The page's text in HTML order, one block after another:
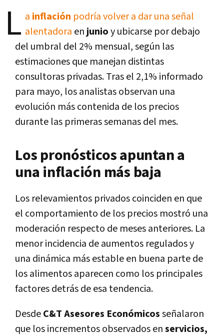
L a inflación podría volver a dar una señal
alentadora en junioy ubicarse por debajo
del umbral del 2% mensual, según las
estimaciones que manejan distintas
consultoras privadas. Tras el 2,1% informado
para mayo, los analistas observan una
evolución más contenida de los precios
durante las primeras semanas del mes.
Los pronósticos apuntan a
una inflación más baja
Los relevamientos privados coinciden en que
el comportamiento de los precios mostró una
moderación respecto de meses anteriores. La
menor incidencia de aumentos regulados y
una dinámica más estable en buena parte de
los alimentos aparecen como los principales
factores detrás de esa tendencia.
DesdeC&T Asesores Económicosseñalaron
que los incrementos observados enservicios,